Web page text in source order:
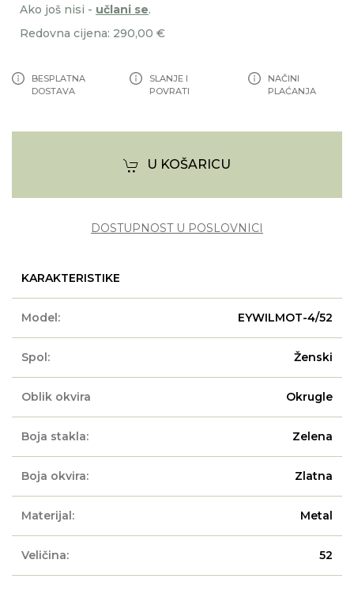
Ako još nisi - učlani se.
Redovna cijena: 290,00 €
BESPLATNA
DOSTAVA
SLANJE I
POVRATI
NAČINI
PLAĆANJA
U KOŠARICU
DOSTUPNOST U POSLOVNICI
KARAKTERISTIKE
Model: EYWILMOT-4/52
Spol: Ženski
Oblik okvira Okrugle
Boja stakla: Zelena
Boja okvira: Zlatna
Materijal: Metal
Veličina: 52